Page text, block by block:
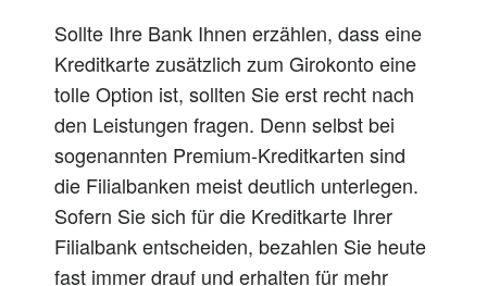
Sollte Ihre Bank Ihnen erzählen, dass eine
Kreditkarte zusätzlich zum Girokonto eine
tolle Option ist, sollten Sie erst recht nach
den Leistungen fragen. Denn selbst bei
sogenannten Premium-Kreditkarten sind
die Filialbanken meistdeutlich unterlegen.
Sofern Sie sich für die Kreditkarte Ihrer
Filialbank entscheiden, bezahlen Sie heute
fast immerdrauf und erhalten für mehr